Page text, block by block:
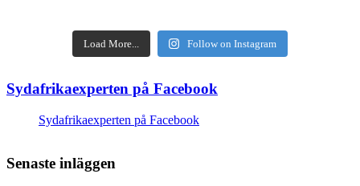
Load More... Follow on Instagram
Sydafrikaexperten på Facebook
Sydafrikaexperten på Facebook
Senaste inläggen